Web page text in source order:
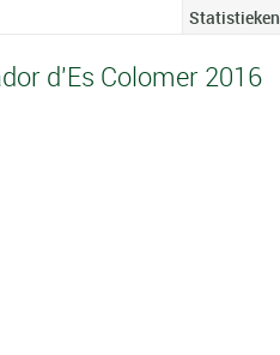
Statistieken
d'Es Colomer 2016